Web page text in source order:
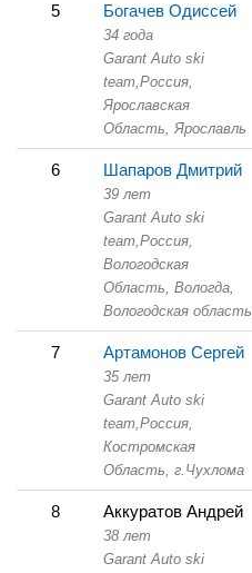
5 Богачев Одиссей
34 года
Garant Auto ski
team,Россия,
Ярославская
Область, Ярославль
6 Шапаров Дмитрий
39 лет
Garant Auto ski
team,Россия,
Вологодская
Область, Вологда,
Вологодская область
7 Артамонов Сергей
35 лет
Garant Auto ski
team,Россия,
Костромская
Область, г.Чухлома
8 Аккуратов Андрей
38 лет
Garant Auto ski